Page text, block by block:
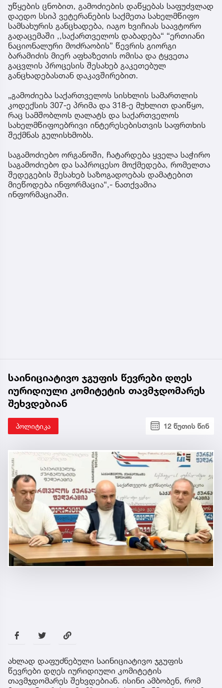
უწყების ცნობით, გამოძიების დაწყებას საფუძვლად
დაედო სსიპ ვეტერანების საქმეთა სახელმწიფო
სამსახურის განცხადება, იაგო ხვიჩიას საავტორო
გადაცემაში ,,საქართველოს დაბადება“ “ერთიანი
ნაციონალური მოძრაობის” წევრის გიორგი
ბარამიძის მიერ აფხაზეთის ომისა და ტყვეთა
გაცვლის პროცესის შესახებ გაკეთებულ
განცხადებასთან დაკავშირებით.
„გამოძიება საქართველოს სისხლის სამართლის
კოდექსის 307-ე პრიმა და 318-ე მუხლით დაიწყო,
რაც სამშობლოს ღალატს და საქართველოს
სახელმწიფოებრივი ინტერესებისთვის საფრთხის
შექმნას გულისხმობს.
საგამოძიებო ორგანოში, ჩატარდება ყველა საჭირო
საგამოძიებო და საპროცესო მოქმედება, რომელთა
შედეგების შესახებ საზოგადოებას დამატებით
მიეწოდება ინფორმაცია“,- ნათქვამია
ინფორმაციაში.
საინიციატივო ჯგუფის წევრები დღეს
იურიდიული კომიტეტის თავმჯდომარეს
შეხვდებიან
პოლიტიკა 12 წუთის წინ
ახლად დაფუძნებული საინიციატივო ჯგუფის
წევრები დღეს იურიდიული კომიტეტის
თავმჯდომარეს შეხვდებიან. ისინი ამბობენ, რომ